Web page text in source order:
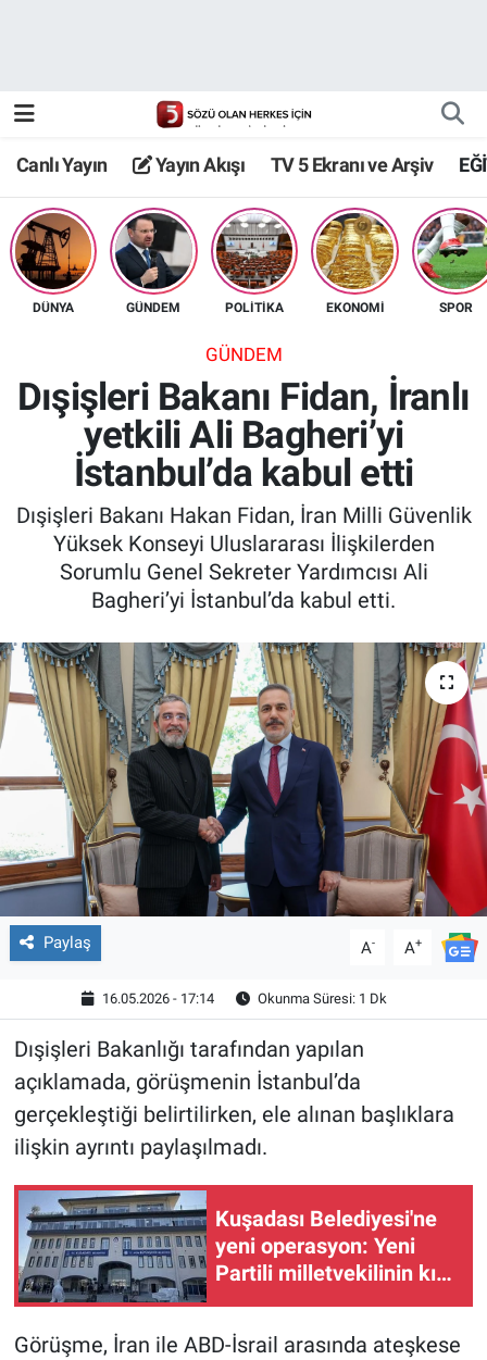
Canlı Yayın Yayın Akışı TV 5 Ekranı ve Arşiv
DÜNYA GÜNDEM POLİTİKA EKONOMİ SPOR
GÜNDEM
Dışişleri Bakanı Fidan, İranlı
yetkili Ali Bagheri’yi
İstanbul’da kabul etti
Dışişleri Bakanı Hakan Fidan, İran Milli Güvenlik
Yüksek Konseyi Uluslararası İlişkilerden
Sorumlu Genel Sekreter Yardımcısı Ali
Bagheri’yi İstanbul’da kabul etti.
Paylaş A- A+
16.05.2026 - 17:14 Okunma Süresi: 1 Dk
Dışişleri Bakanlığı tarafından yapılan
açıklamada, görüşmenin İstanbul’da
gerçekleştiği belirtilirken, ele alınan başlıklara
ilişkin ayrıntı paylaşılmadı.
Kuşadası Belediyesi'ne
yeni operasyon: Yeni
Partili milletvekilinin kızı
ve damadı da gözaltında
Görüşme, İran ile ABD-İsrail arasında ateşkese
TV 5 Ekranı ve Arşiv